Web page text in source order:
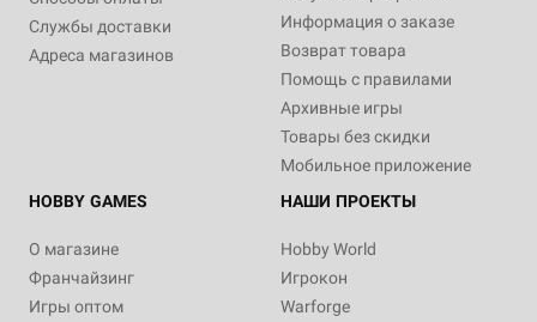
Службы доставки
Адреса магазинов
Информация о заказе
Возврат товара
Помощь с правилами
Архивные игры
Товары без скидки
Мобильное приложение
HOBBY GAMES
О магазине
Франчайзинг
Игры оптом
НАШИ ПРОЕКТЫ
Hobby World
Игрокон
Warforge